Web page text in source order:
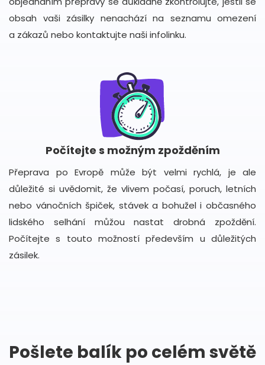
obsah vaši zásilky nenachází na seznamu omezení
a zákazů nebo kontaktujte naši infolinku.
Počítejte s možným zpožděním
Přeprava po Evropě může být velmi rychlá, je ale
důležité si uvědomit, že vlivem počasí, poruch, letních
nebo vánočních špiček, stávek a bohužel i občasného
lidského selhání můžou nastat drobná zpoždění.
Počítejte s touto možností především u důležitých
zásilek.
Pošlete balík po celém světě